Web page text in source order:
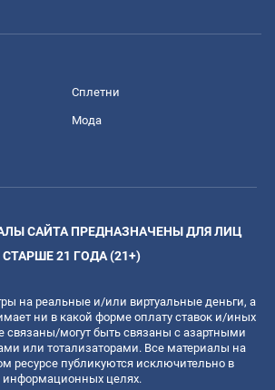
Сплетни
Мода
САЙТА ПРЕДНАЗНАЧЕНЫ ДЛЯ ЛИЦ
СТАРШЕ 21 ГОДА (21+)
на реальные и/или виртуальные деньги, а
ни в какой форме оплату ставок и/иных
связаны/могут быть связаны с азартными
или тотализаторами. Все материалы на
ресурсе публикуются исключительно в
информационных целях.